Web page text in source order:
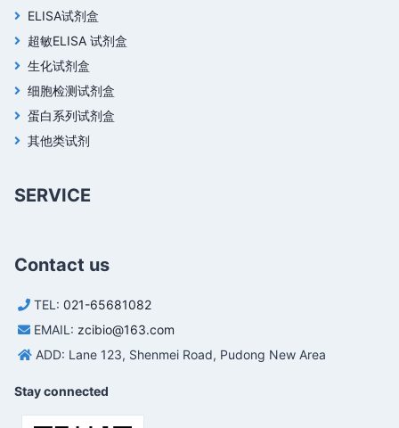
ELISA试剂盒
超敏ELISA 试剂盒
生化试剂盒
细胞检测试剂盒
蛋白系列试剂盒
其他类试剂
SERVICE
Contact us
TEL: 021-65681082
EMAIL: zcibio@163.com
ADD: Lane 123, Shenmei Road, Pudong New Area
Stay connected